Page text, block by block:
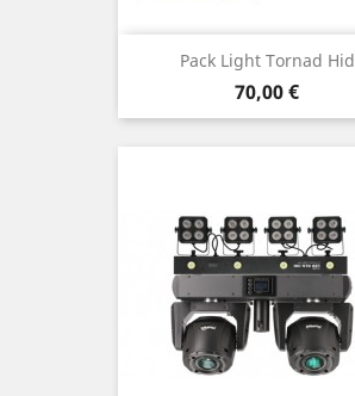
Pack Light Tornad Hid
Prix
70,00 €